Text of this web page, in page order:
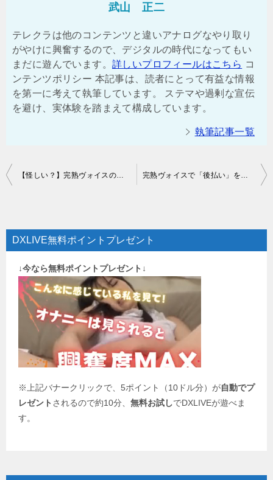
武山 正二
テレクラは他のコンテンツと違いアナログなやり取り
がやけに興奮するので、デジタルの時代になってもい
まだに遊んでいます。 詳しいプロフィールはこちら コ
ンテンツポリシー 本記事は、読者にとって有益な情報
を第一に考えて執筆しています。 ステマや過剰な宣伝
を避け、実体験を踏まえて構成しています。
執筆記事一覧
投
ビ
ゲ
【怪しい？】完熟ヴォイスの運営会社「有限会社社勝プランニングオフィス」の実態 完熟ヴォイスで「後払い」を放置したらどうなる？法的措置や督促の流れ
DXLIVE無料ポイントプレゼント
↓今なら無料ポイントプレゼント↓
※上記バナークリックで、5ポイント（10ドル分）が自動でプ
レゼント されるので約10分、 無料お試しでDXLIVEが遊べま
す。